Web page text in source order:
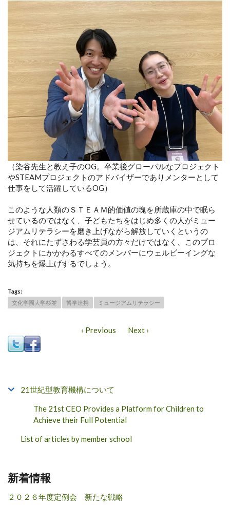
（染谷先生と教え子のOG。卒業後グローバルなプロジェクト
やSTEAMプロジェクトのアドバイザーでありメンターとして
仕事をして活躍しているOG）
このような人類のＳＴＥＡＭ的価値の塊を所蔵庫の中で眠ら
せているのではなく、子どもたちをはじめ多くの人がミュー
ジアムリテラシーを磨き上げながら解放していくというの
は、それにたずさわる学芸員の方々だけではなく、このプロ
ジェクトにかかわるすべてのメンバーにウェルビーイングな
気持ちを爆上げするでしょう。
Tags:
文化学園大学杉並
博学連携 ミュージアムリテラシー
‹ Previous Next ›
21世紀型教育機構について
The 21st CEO Provides a Platform for Children to
Achieve their Full Potential
List of articles by member school
新着情報
２０２６年度定例会 新たな戦略